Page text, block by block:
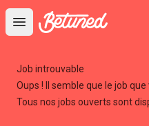
Open main menu
Betuned
Job introuvable
Oups ! Il semble que le job
Tous nos jobs ouverts sont